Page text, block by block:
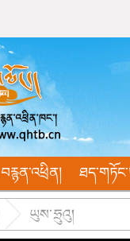
བརྙན་འཕྲིན།
ཡུས་ཧྲུའུ།